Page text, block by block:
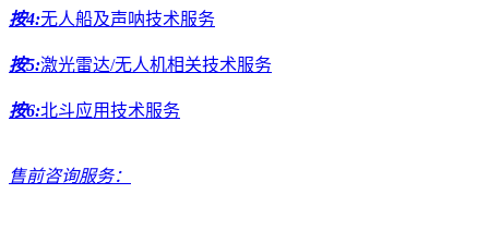
按4:无人船及声呐技术服务
按5:激光雷达/无人机相关技术服务
按6:北斗应用技术服务
售前咨询服务：